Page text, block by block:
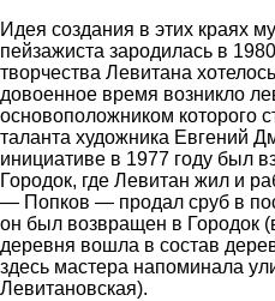
Идея создания в этих краях
пейзажиста зародилась в
творчества Левитана
довоенное время возникло
основоположником которого
таланта художника Евгений
инициативе в 1977 году был
Городок, где Левитан жил и
— Попков — продал сруб в
он был возвращен в Городок
деревня вошла в состав
здесь мастера напоминала
Левитановская).